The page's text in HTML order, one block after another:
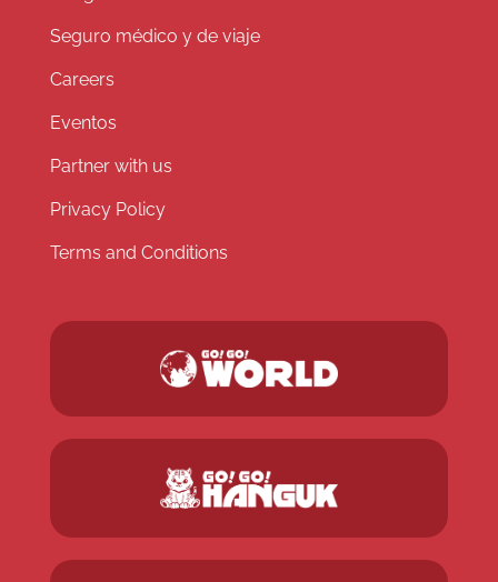
Seguro médico y de viaje
Careers
Eventos
Partner with us
Privacy Policy
Terms and Conditions